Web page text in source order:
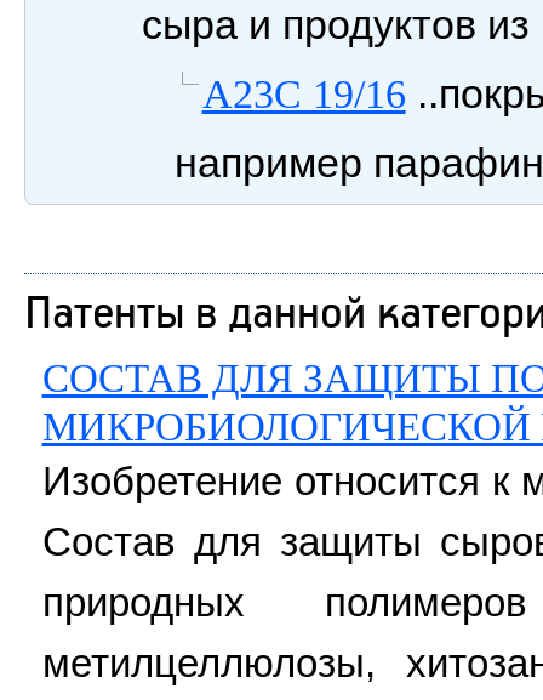
сыра и продуктов из
A23C 19/16
например
Патенты в данной
СОСТАВ ДЛЯ ЗАЩИТЫ
МИКРОБИОЛОГИЧЕСКОЙ
Изобретение относится
Состав для защиты
природных
метилцеллюлозы,